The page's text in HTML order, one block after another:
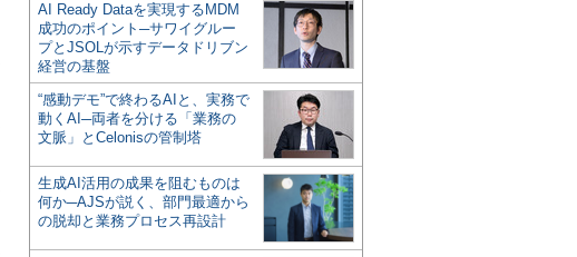
AI Ready Dataを実現するMDM
成功のポイント─サワイグルー
プとJSOLが示すデータドリブン
経営の基盤
“感動デモ”で終わるAIと、実務で
動くAI─両者を分ける「業務の
文脈」とCelonisの管制塔
生成AI活用の成果を阻むものは
何か─AJSが説く、部門最適から
の脱却と業務プロセス再設計